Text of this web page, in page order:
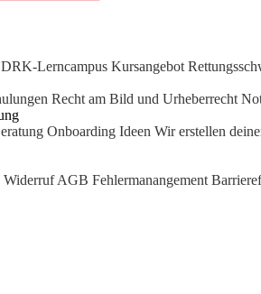
Lerncampus Kursangebot
Recht am Bild und Urheberrecht
Onboarding Ideen Wir erstellen
Widerruf AGB Fehlermanangement